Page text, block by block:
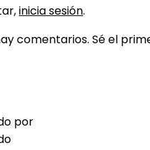
inicia sesión.
comentarios. Sé el
por